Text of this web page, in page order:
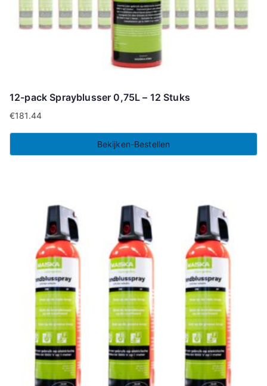
12-pack Sprayblusser 0,75L – 12 Stuks
€181.44
Bekijken-Bestellen